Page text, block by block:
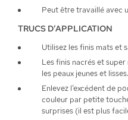
Peut être travaillé avec
TRUCS D’APPLICATION
Utilisez les finis mats et
Les finis nacrés et
les peaux jeunes et lisses.
Enlevez l’excédent de
couleur par petite
surprises (il est plus